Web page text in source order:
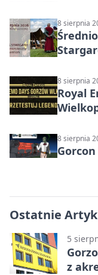
8 sierpnia
8 sierpnia
Royal
8 sierpnia
Ostatnie
5
z